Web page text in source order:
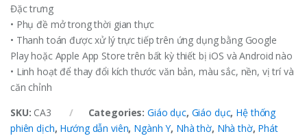
Đặc trưng
• Phụ đề mở trong thời gian thực
• Thanh toán được xử lý trực tiếp trên ứng dụng bằng Google
Play hoặc Apple App Store trên bất kỳ thiết bị iOS và Android nào
• Linh hoạt để thay đổi kích thước văn bản, màu sắc, nền, vị trí và
căn chỉnh
SKU: CA3 Categories: Giáo dục, Giáo dục, Hệ thống
phiên dịch, Hướng dẫn viên, Ngành Y, Nhà thờ, Nhà thờ, Phát